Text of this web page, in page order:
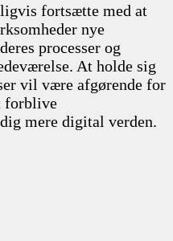
fortsætte med at
nye
processer og
At holde sig
vil være afgørende for
forblive
mere digital verden.